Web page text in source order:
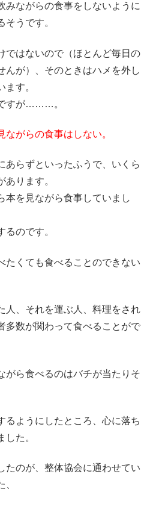
みながらの食事をしないように
うです。
ではないので（ほとんど毎日の
んが）、そのときはハメを外し
す。
すが………。
ながらの食事はしない。
あらずといったふうで、いくら
ります。
本を見ながら食事していまし
のです。
たくても食べることのできない
人、それを運ぶ人、料理をされ
多数が関わって食べることがで
がら食べるのはバチが当たりそ
るようにしたところ、心に落ち
た。
たのが、整体協会に通わせてい